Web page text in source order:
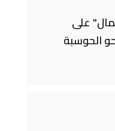
على
الحوسبة